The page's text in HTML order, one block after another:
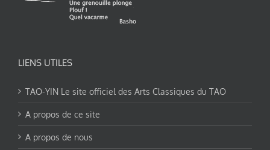
LIENS UTILES
TAO-YIN Le site officiel des Arts Classiques du TAO
A propos de ce site
A propos de nous